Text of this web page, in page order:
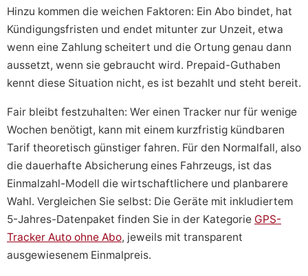
Hinzu kommen die weichen Faktoren: Ein Abo bindet, hat
Kündigungsfristen und endet mitunter zur Unzeit, etwa
wenn eine Zahlung scheitert und die Ortung genau dann
aussetzt, wenn sie gebraucht wird. Prepaid-Guthaben
kennt diese Situation nicht, es ist bezahlt und steht bereit.
Fair bleibt festzuhalten: Wer einen Tracker nur für wenige
Wochen benötigt, kann mit einem kurzfristig kündbaren
Tarif theoretisch günstiger fahren. Für den Normalfall, also
die dauerhafte Absicherung eines Fahrzeugs, ist das
Einmalzahl-Modell die wirtschaftlichere und planbarere
Wahl. Vergleichen Sie selbst: Die Geräte mit inkludiertem
5-Jahres-Datenpaket finden Sie in der Kategorie GPS-
Tracker Auto ohne Abo, jeweils mit transparent
ausgewiesenem Einmalpreis.